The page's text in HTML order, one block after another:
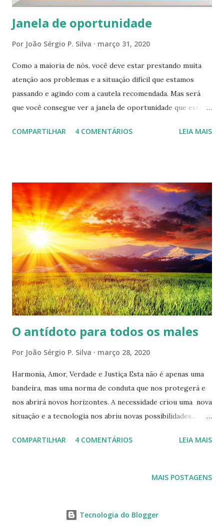
Janela de oportunidade
Por João Sérgio P. Silva março 31, 2020
Como a maioria de nós, você deve estar prestando muita
atenção aos problemas e a situação difícil que estamos
passando e agindo com a cautela recomendada. Mas será
que você consegue ver a janela de oportunidade que está se
definitivamente? Muitas coisas estão acontecendo de forma
Então perceba que a situação recomenda firmeza de
proposito, foco e boas escolhas, aceitando correr alguns
riscos, se apoiando em seus valores e talentos para
conquistar o que se deseja, desviando o olhar das forças
contrárias. Use Seus Talentos agora, Potencialize suas
forças internas. Chegamos a este momento com o que
temos, o que fizemos, o que somos e cremos. É somente
isso que podemos lançar mão. Precisamos ter coragem
para tomar decisões e fazer escolhas...
COMPARTILHAR 4 COMENTÁRIOS LEIA MAIS
O antídoto para todos os males
Por João Sérgio P. Silva março 28, 2020
Harmonia, Amor, Verdade e Justiça Esta não é apenas uma
bandeira, mas uma norma de conduta que nos protegerá e
nos abrirá novos horizontes. A necessidade criou uma nova
situação e a tecnologia nos abriu novas possibilidades...
igualmente importantes nesta corrente universal. Cada um
direta, contribuindo para melhorar a vida de alguém que
COMPARTILHAR 4 COMENTÁRIOS LEIA MAIS
MAIS POSTAGENS
Tecnologia do Blogger